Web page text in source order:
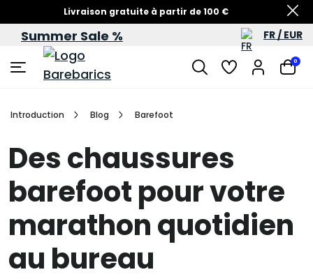
Livraison gratuite à partir de 100 €
Soldes d’été – jusqu’à -60 %
Summer Sale % FR / EUR
0
Introduction Blog Barefoot
Des chaussures
barefoot pour votre
marathon quotidien
au bureau